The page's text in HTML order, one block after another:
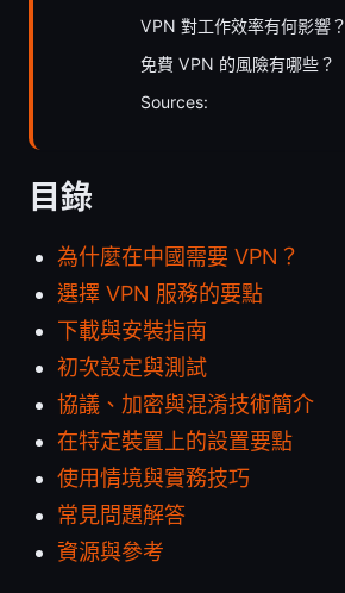
VPN 對工作效率有何影響？
免費 VPN 的風險有哪些？
Sources:
目錄
為什麼在中國需要 VPN？
選擇 VPN 服務的要點
下載與安裝指南
初次設定與測試
協議、加密與混淆技術簡介
在特定裝置上的設置要點
使用情境與實務技巧
常見問題解答
資源與參考